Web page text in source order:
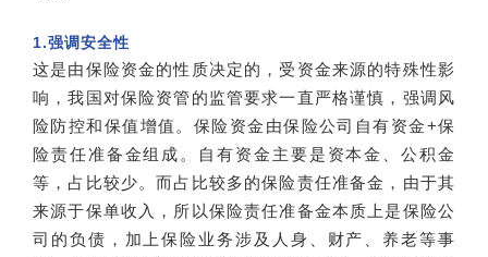
1.强调安全性
这是由保险资金的性质决定的，受资金来源的特殊性影
响，我国对保险资管的监管要求一直严格谨慎，强调风
险防控和保值增值。保险资金由保险公司自有资金+保
险责任准备金组成。自有资金主要是资本金、公积金
等，占比较少。而占比较多的保险责任准备金，由于其
来源于保单收入，所以保险责任准备金本质上是保险公
司的负债，加上保险业务涉及人身、财产、养老等事